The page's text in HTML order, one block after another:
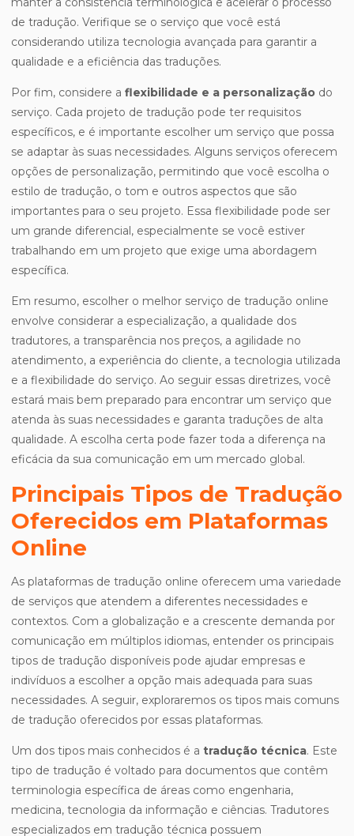
de tradução. Verifique se o serviço que você está
considerando utiliza tecnologia avançada para garantir a
qualidade e a eficiência das traduções.
Por fim, considere a flexibilidade e a personalização do
serviço. Cada projeto de tradução pode ter requisitos
específicos, e é importante escolher um serviço que possa
se adaptar às suas necessidades. Alguns serviços oferecem
opções de personalização, permitindo que você escolha o
estilo de tradução, o tom e outros aspectos que são
importantes para o seu projeto. Essa flexibilidade pode ser
um grande diferencial, especialmente se você estiver
trabalhando em um projeto que exige uma abordagem
específica.
Em resumo, escolher o melhor serviço de tradução online
envolve considerar a especialização, a qualidade dos
tradutores, a transparência nos preços, a agilidade no
atendimento, a experiência do cliente, a tecnologia utilizada
e a flexibilidade do serviço. Ao seguir essas diretrizes, você
estará mais bem preparado para encontrar um serviço que
atenda às suas necessidades e garanta traduções de alta
qualidade. A escolha certa pode fazer toda a diferença na
eficácia da sua comunicação em um mercado global.
Principais Tipos de Tradução
Oferecidos em Plataformas
Online
As plataformas de tradução online oferecem uma variedade
de serviços que atendem a diferentes necessidades e
contextos. Com a globalização e a crescente demanda por
comunicação em múltiplos idiomas, entender os principais
tipos de tradução disponíveis pode ajudar empresas e
indivíduos a escolher a opção mais adequada para suas
necessidades. A seguir, exploraremos os tipos mais comuns
de tradução oferecidos por essas plataformas.
Um dos tipos mais conhecidos é a tradução técnica. Este
tipo de tradução é voltado para documentos que contêm
terminologia específica de áreas como engenharia,
medicina, tecnologia da informação e ciências. Tradutores
especializados em tradução técnica possuem